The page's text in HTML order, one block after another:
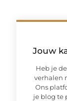
Jouw
Heb je
verhalen
Ons
je blog te